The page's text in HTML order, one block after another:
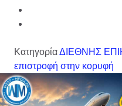
ΚατηγορίαΔΙΕΘΝΗΣ
επιστροφή στην κορυφή